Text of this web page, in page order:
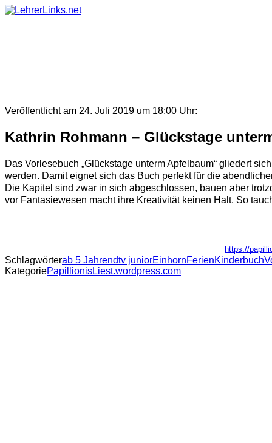
Skip
Veröffentlicht am 24. Juli 2019 um 18:00 Uhr:
Kathrin Rohmann – Glückstage
Das Vorlesebuch „Glückstage unterm Apfelbaum“ gliedert
werden. Damit eignet sich das Buch perfekt für die
Die Kapitel sind zwar in sich abgeschlossen, bauen aber
vor Fantasiewesen macht ihre Kreativität keinen Halt. So
https://
Schlagwörterab 5 Jahrendtv juniorEinhornFerienKinderbuch
KategoriePapillionisLiest.wordpress.com